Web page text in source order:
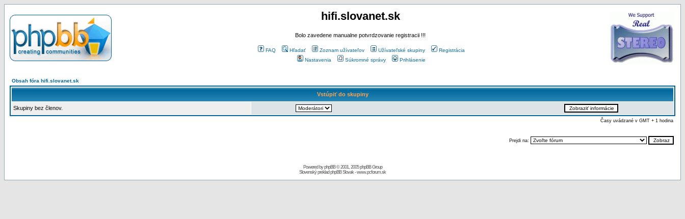
hifi.slovanet.sk
Bolo zavedene manualne potvrdzovanie registracii !!!
FAQ Hľadať Zoznam užívateľov Užívateľské skupiny
Registrácia
Nastavenia
Súkromné správy Prihlásenie
Obsah fóra hifi.slovanet.sk
Vstúpiť do skupiny
Skupiny bez členov.
Časy uvádzané v GMT + 1 hodina
Prejdi na:
Powered byphpBB© 2001, 2005 phpBB Group
Slovenský preklad phpBB Slovak-www.pcforum.sk